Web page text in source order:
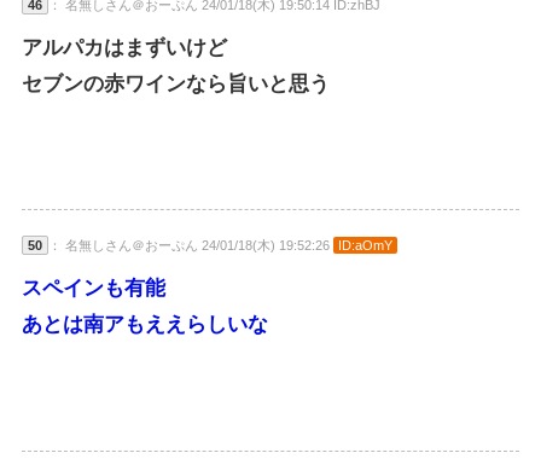
46 ： 名無しさん＠おーぷん 24/01/18(木) 19:50:14 ID:zhBJ
アルパカはまずいけど
セブンの赤ワインなら旨いと思う
50 ： 名無しさん＠おーぷん 24/01/18(木) 19:52:26 ID:aOmY
スペインも有能
あとは南アもええらしいな